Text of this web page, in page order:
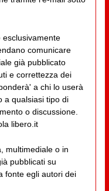
esclusivamente
comunicare
già pubblicato
e correttezza dei
a chi lo userà
a qualsiasi tipo di
o discussione.
libero.it
multimediale o in
pubblicati su
fonte egli autori dei